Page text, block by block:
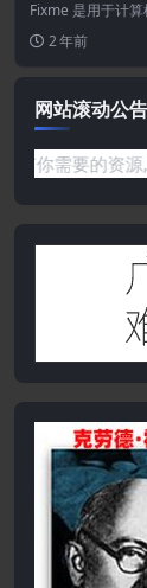
维修服务
件
Fixme 是用于计
模板...2 年前
网站滚动公告
要的资源,欢迎